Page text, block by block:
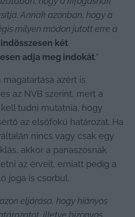
Annak azonban, hogy a
milyen módon jutott erre a
két
adja meg indokát.”
magatartása azért is
az NVB szerint, mert a
tudni mutatnia, hogy
az elsőfokú határozat. Ha
nincs vagy csak egy
akkor a panaszosnak
az érveit, emiatt pedig a
joga is csorbul.
eljárása, hogy hiányos
illetve bizonyos